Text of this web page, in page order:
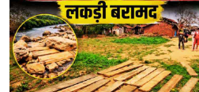
Tour & Travel
History Speaks